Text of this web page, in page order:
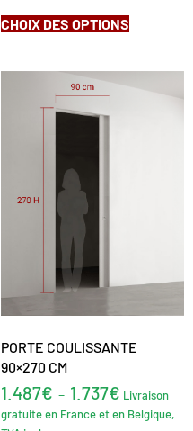
CHOIX DES OPTIONS
PORTE COULISSANTE
90×270 CM
1.487€ – 1.737€ Livraison
gratuite en France et en Belgique,